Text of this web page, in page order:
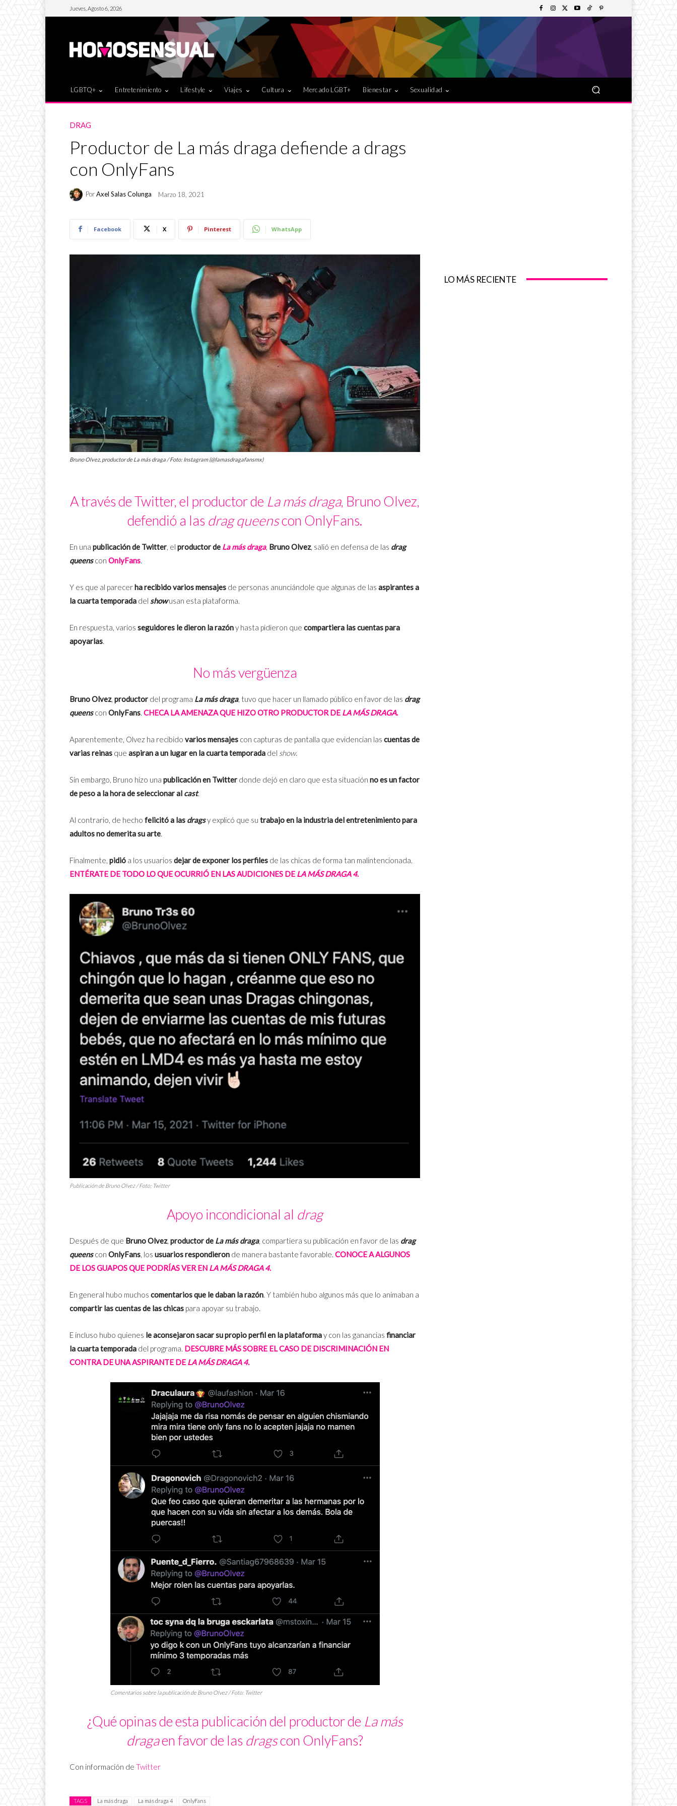
Jueves, Agosto 6, 2026
LGBTQ+ Entretenimiento Lifestyle Viajes Cultura Mercado LGBT+ Bienestar Sexualidad
DRAG
Productor de La más draga defiende a drags
con OnlyFans
PorAxel Salas Colunga Marzo 18, 2021
Facebook X Pinterest WhatsApp
Bruno Olvez, productor de La más draga / Foto: Instagram (@lamasdragafansmx)
A través de Twitter, el productor de La más draga, Bruno Olvez,
defendió a las drag queenscon OnlyFans.
En una publicación de Twitter, el productor de La más draga, Bruno Olvez, salió en defensa de las drag
queenscon OnlyFans.
Y es que al parecerha recibido varios mensajes de personas anunciándole que algunas de las aspirantes a
la cuarta temporada del showusan esta plataforma.
En respuesta, varios seguidores le dieron la razóny hasta pidieron que compartiera las cuentas para
apoyarlas.
No más vergüenza
Bruno Olvez, productor del programa La más draga, tuvo que hacer un llamado público en favor de las drag
queenscon OnlyFans. CHECA LA AMENAZA QUE HIZO OTRO PRODUCTOR DE LA MÁS DRAGA.
Aparentemente, Olvez ha recibido varios mensajes con capturas de pantalla que evidencian las cuentas de
varias reinas que aspirana un lugar en la cuarta temporada del show.
Sin embargo, Bruno hizo una publicación en Twitter donde dejó en claro que esta situación no es un factor
de peso a la hora de seleccionar al cast.
Al contrario, de hecho felicitó a las dragsy explicó que su trabajo en la industria del entretenimiento para
adultos no demerita su arte.
Finalmente, pidió a los usuarios dejar de exponer los perfiles de las chicas de forma tan malintencionada.
ENTÉRATE DE TODO LO QUE OCURRIÓ EN LAS AUDICIONES DE LA MÁS DRAGA 4.
Publicación de Bruno Olvez / Foto: Twitter
Apoyo incondicional al drag
Después de que Bruno Olvez, productor de La más draga, compartiera su publicación en favor de las drag
queenscon OnlyFans, los usuarios respondieron de manera bastante favorable. CONOCE A ALGUNOS
DE LOS GUAPOS QUE PODRÍAS VER EN LA MÁS DRAGA 4.
En general hubo muchos comentarios que le daban la razón. Y también hubo algunos más que lo animaban a
compartir las cuentas de las chicas para apoyar su trabajo.
E incluso hubo quienes le aconsejaron sacar su propio perfil en la plataformay con las ganancias financiar
la cuarta temporada del programa. DESCUBRE MÁS SOBRE EL CASO DE DISCRIMINACIÓN EN
CONTRA DE UNA ASPIRANTE DE LA MÁS DRAGA 4.
Comentarios sobre la publicación de Bruno Olvez / Foto: Twitter
¿Qué opinas de esta publicación del productor de La más
dragaen favor de las dragscon OnlyFans?
Con información de Twitter
TAGS La más draga La más draga 4 OnlyFans
LO MÁS RECIENTE